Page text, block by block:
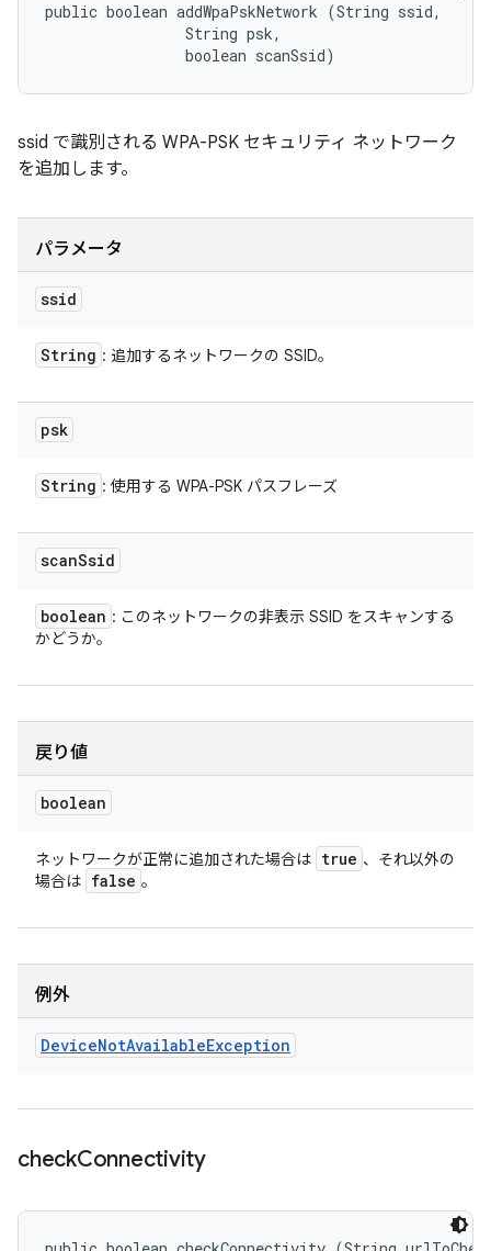
public boolean addWpaPskNetwork (String ssid,
                String psk,
                boolean scanSsid)
ssid で識別される WPA-PSK セキュリティ ネットワーク
を追加します。
パラメータ
ssid
String : 追加するネットワークの SSID。
psk
String : 使用する WPA-PSK パスフレーズ
scanSsid
boolean : このネットワークの非表示 SSID をスキャンする
かどうか。
戻り値
boolean
ネットワークが正常に追加された場合は true 、それ以外の
場合は false 。
例外
DeviceNotAvailableException
checkConnectivity